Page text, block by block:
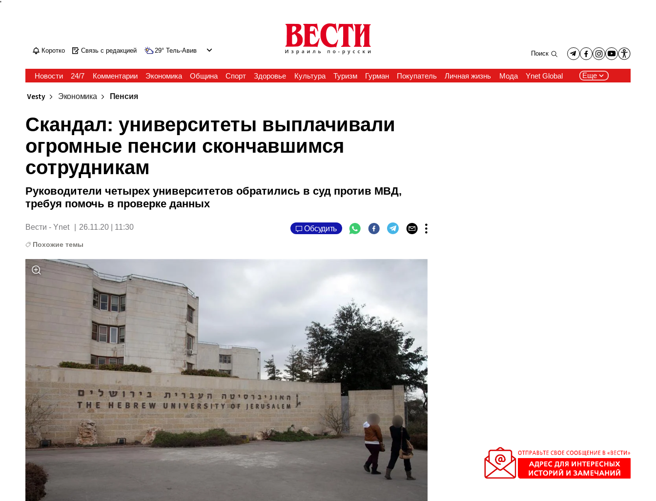
'
Коротко Связь с редакцией 29° Тель-Авив Поиск
Новости 24/7 Комментарии Экономика Община Спорт Здоровье Культура Туризм Гурман Покупатель Личная жизнь Мода Ynet Global Еще
Vesty Экономика Пенсия
Скандал: университеты выплачивали
огромные пенсии скончавшимся
сотрудникам
Руководители четырех университетов обратились в суд против МВД,
требуя помочь в проверке данных
Вести - Ynet 26.11.20 | 11:30 Обсудить
Похожие темы